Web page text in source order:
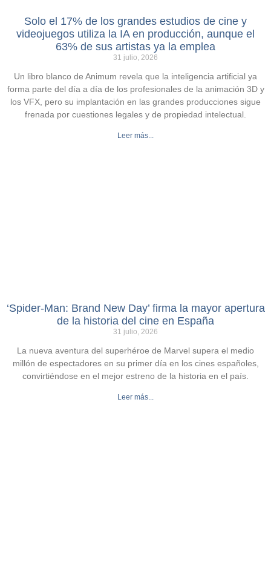
Solo el 17% de los grandes estudios de cine y
videojuegos utiliza la IA en producción, aunque el
63% de sus artistas ya la emplea
31 julio, 2026
Un libro blanco de Animum revela que la inteligencia artificial ya
forma parte del día a día de los profesionales de la animación 3D y
los VFX, pero su implantación en las grandes producciones sigue
frenada por cuestiones legales y de propiedad intelectual.
Leer más...
‘Spider-Man: Brand New Day’ firma la mayor apertura
de la historia del cine en España
31 julio, 2026
La nueva aventura del superhéroe de Marvel supera el medio
millón de espectadores en su primer día en los cines españoles,
convirtiéndose en el mejor estreno de la historia en el país.
Leer más...